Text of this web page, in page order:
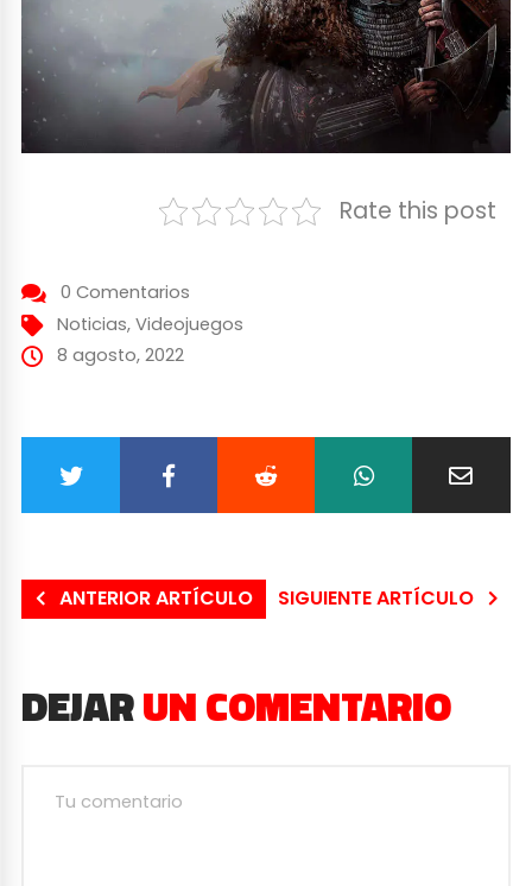
Rate this post
0 Comentarios
Noticias, Videojuegos
8 agosto, 2022
ANTERIOR ARTÍCULO SIGUIENTE ARTÍCULO
DEJARUN COMENTARIO